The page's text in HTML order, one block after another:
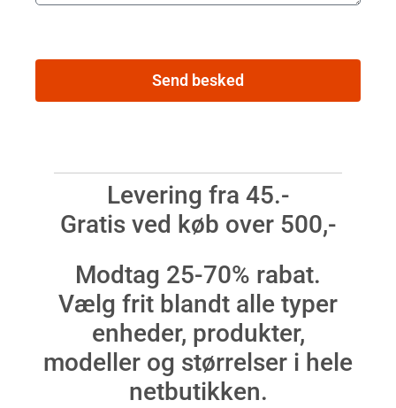
Send besked
Levering fra 45.-
Gratis ved køb over 500,-
Modtag 25-70% rabat.
Vælg frit blandt alle typer
enheder, produkter,
modeller og størrelser i hele
netbutikken.